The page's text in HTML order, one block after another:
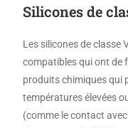
Silicones de
Les silicones de classe
compatibles qui ont de
produits chimiques qui
températures élevées
(comme le contact